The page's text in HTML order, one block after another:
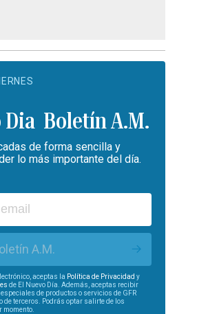
Boletín A.M.
de forma sencilla y
lo más importante del día.
A.M.
aceptas la Política de Privacidad y
de El Nuevo Día. Además, aceptas recibir
de productos o servicios de GFR
de terceros. Podrás optar salirte de los
momento.